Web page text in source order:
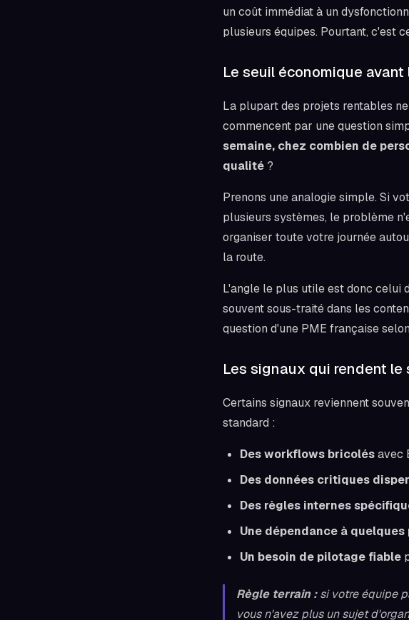
un coût immédiat à un
plusieurs équipes. Pourtant, c'est
Le seuil économique
La plupart des projets rentables
commencent par une question
semaine, chez combien de
qualité ?
Prenons une analogie simple. Si
plusieurs systèmes, le problème
organiser toute votre journée
la route.
L'angle le plus utile est donc celui
souvent sous-traité dans les
question d'une PME française selon
Les signaux qui rendent le
Certains signaux reviennent
standard :
Des workflows bricolésavec
Des données critiques
Des règles internes
Une dépendance à
Un besoin de pilotage fiable
Règle terrain :si votre équipe
vous n'avez plus un sujet